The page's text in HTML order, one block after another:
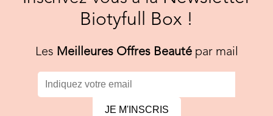
Biotyfull Box !
Les Meilleures Offres Beautépar mail
JE M'INSCRIS